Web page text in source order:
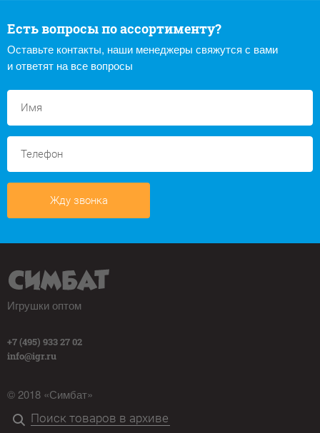
Есть вопросы по ассортименту?
Оставьте контакты, наши менеджеры свяжутся с вами
и ответят на все вопросы
Жду звонка
Игрушки оптом
+7 (495) 933 27 02
info@igr.ru
© 2018 «Симбат»